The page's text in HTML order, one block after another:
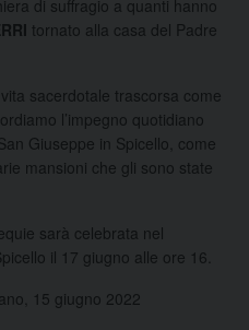
di suffragio a quanti hanno
tornato alla casa del Padre
sacerdotale trascorsa come
l’impegno quotidiano
Giuseppe in Spicello, come
mansioni che gli sono state
sarà celebrata nel
il 17 giugno alle ore 16.
15 giugno 2022